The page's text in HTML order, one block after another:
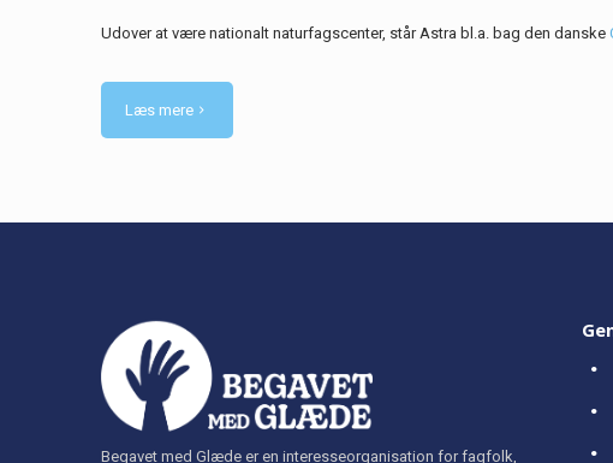
Udover at være nationalt naturfagscenter, står Astra bl.a. bag den danske
Læs mere
Begavet med Glæde er en interesseorganisation for fagfolk,